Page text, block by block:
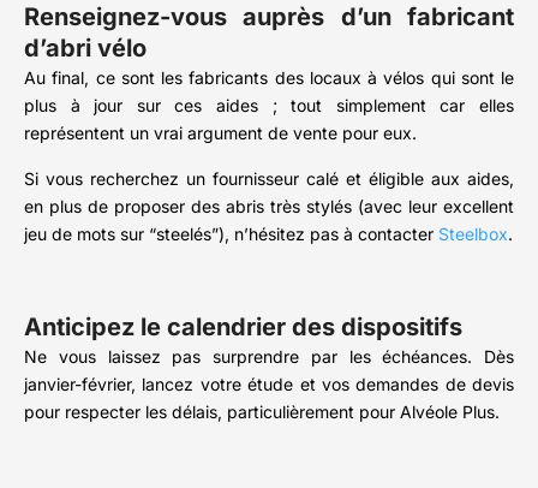
Renseignez-vous auprès d’un fabricant
d’abri vélo
Au final, ce sont les fabricants des locaux à vélos qui sont le
plus à jour sur ces aides ; tout simplement car elles
représentent un vrai argument de vente pour eux.
Si vous recherchez un fournisseur calé et éligible aux aides,
en plus de proposer des abris très stylés (avec leur excellent
jeu de mots sur “steelés”), n’hésitez pas à contacter Steelbox.
Anticipez le calendrier des dispositifs
Ne vous laissez pas surprendre par les échéances. Dès
janvier-février, lancez votre étude et vos demandes de devis
pour respecter les délais, particulièrement pour Alvéole Plus.